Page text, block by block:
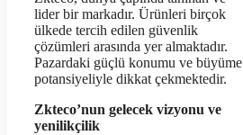
lider bir markadır. Ürünleri birçok
ülkede tercih edilen güvenlik
çözümleri arasında yer almaktadır.
Pazardaki güçlü konumu ve büyüme
potansiyeliyle dikkat çekmektedir.
Zkteco’nun gelecek vizyonu ve
yenilikçilik